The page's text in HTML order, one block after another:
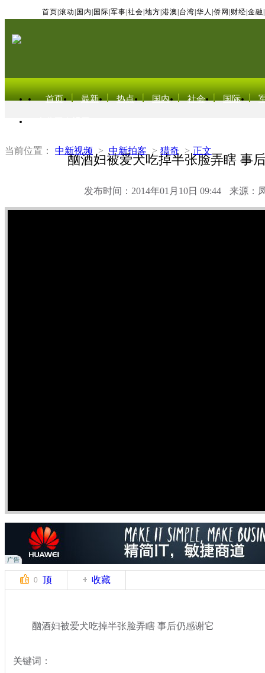
首页 滚动 国内 国际 军事 社会 地方 港澳 台湾 华人 侨网 财经 金融
首页 最新 热点 国内 社会 国际
当前位置： 中新视频 > 中新拍客 > 猎奇 > 正文
酗酒妇被爱犬吃掉半张脸弄瞎 事
发布时间：2014年01月10日 09:44 来源：
0 顶 收藏
酗酒妇被爱犬吃掉半张脸弄瞎 事后仍感谢它
关键词：